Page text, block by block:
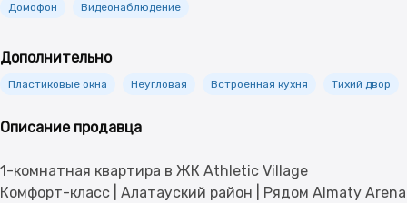
Домофон Видеонаблюдение
Дополнительно
Пластиковые окна Неугловая Встроенная кухня Тихий двор
Описание продавца
1-комнатная квартира в ЖК Athletic Village
Комфорт-класс | Алатауский район | Рядом Almaty Arena